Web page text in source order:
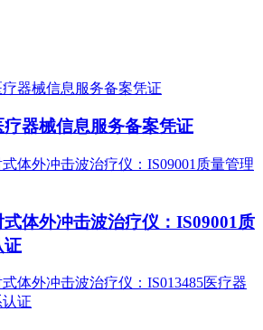
器械信息服务备案凭证
体外冲击波治疗仪：IS09001质
证